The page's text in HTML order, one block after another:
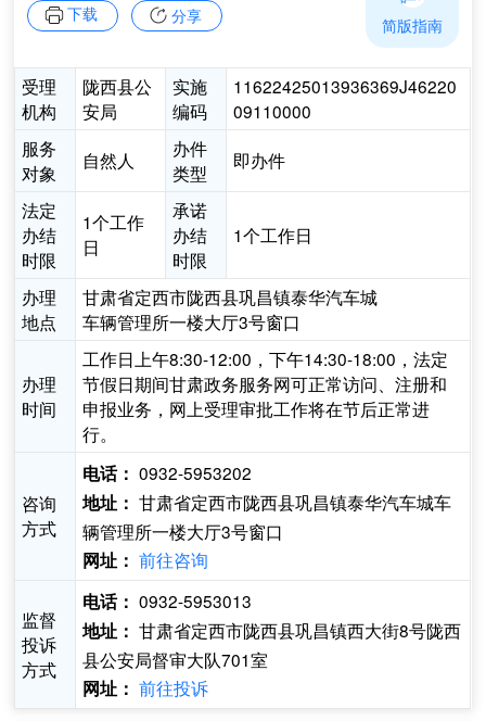
下载 分享
受理
机构
陇西县公
安局
实施
编码
11622425013936369J46220
09110000
服务
对象
自然人
办件
类型
即办件
法定
办结
时限
1个工作
日
承诺
办结
时限
1个工作日
办理
地点
甘肃省定西市陇西县巩昌镇泰华汽车城
车辆管理所一楼大厅3号窗口
办理
时间
工作日上午8:30-12:00，下午14:30-18:00，法定
节假日期间甘肃政务服务网可正常访问、注册和
申报业务，网上受理审批工作将在节后正常进
行。
咨询
方式
电话： 0932-5953202
地址： 甘肃省定西市陇西县巩昌镇泰华汽车城车
辆管理所一楼大厅3号窗口
网址： 前往咨询
监督
投诉
方式
电话： 0932-5953013
地址： 甘肃省定西市陇西县巩昌镇西大街8号陇西
县公安局督审大队701室
网址： 前往投诉
简版指南